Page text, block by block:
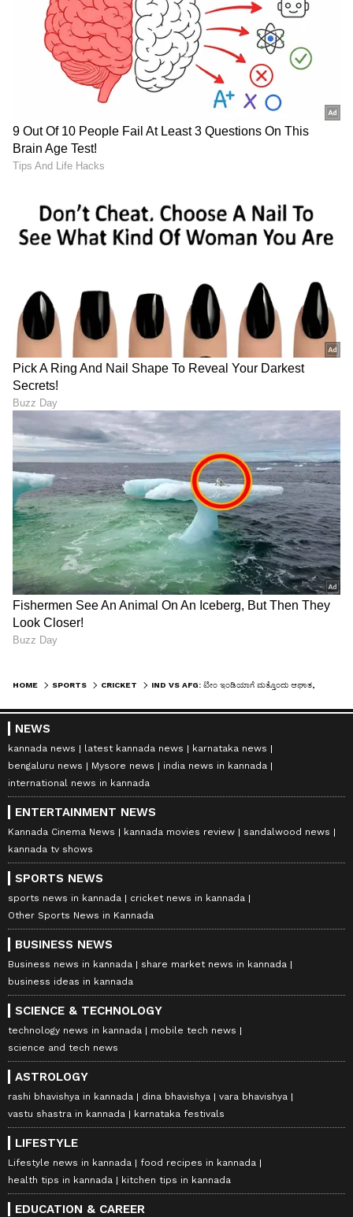
HOME SPORTS CRICKET
NEWS
kannada news latest kannada news
karnataka news
bengaluru news
Mysore news
india news in kannada
international news in kannada
ENTERTAINMENT NEWS
Kannada Cinema News kannada movies review
sandalwood news
kannada tv shows
SPORTS NEWS
sports news in kannada
cricket news in kannada
Other Sports News in Kannada
BUSINESS NEWS
Business news in kannada
share market news in kannada
business ideas in kannada
SCIENCE & TECHNOLOGY
technology news in kannada
mobile tech news
science and tech news
ASTROLOGY
rashi bhavishya in kannada dina bhavishya
vara bhavishya
vastu shastra in kannada
karnataka festivals
LIFESTYLE
Lifestyle news in kannada
food recipes in kannada
health tips in kannada
kitchen tips in kannada
EDUCATION & CAREER